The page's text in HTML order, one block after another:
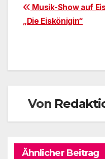
Musik-Show auf
„Die Eiskönigin“
Von
Ähnlicher Beitrag